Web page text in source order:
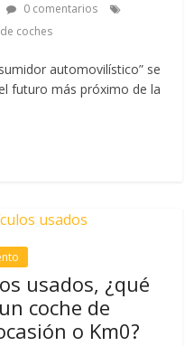
0 comentarios
coches
automovilístico” se
futuro más próximo de la
usados, ¿qué
coche de
o Km0?